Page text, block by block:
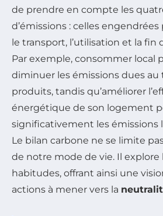
de prendre en compte les
d’émissions : celles
le transport, l’utilisation et la fin
Par exemple, consommer local
diminuer les émissions dues au
produits, tandis qu’améliorer
énergétique de son logement
significativement les émissions
Le bilan carbone ne se limite
de notre mode de vie. Il explore
habitudes, offrant ainsi une
actions à mener vers la